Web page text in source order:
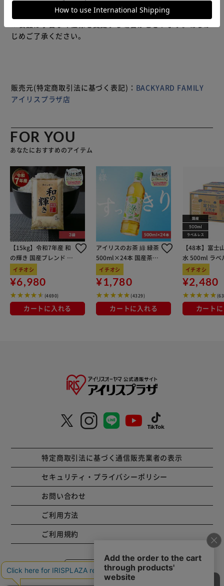
腕を通すエプロンタイプなので、スタイがずれにくい◎赤ち
ゃんの元気な動きを邪魔しないので安心。 【スナップボタ
ン仕様】 背中にはスナップボタンつき。パチッと留めるだ
けなので着用も簡単。 【ほんわか可愛いデザイン】 ほんわ
贈り物にぴったり！オシャレなパッケージなのでそのままギ
フトにもOK◎ 【選べるカラー】 女の子も男の子も嬉しい優
もっと見る
じめご了承ください。
販売元(特定商取引法に基づく表記)： BACKYARD FAMILY
アイリスプラザ店
FOR YOU
あなたにおすすめのアイテム
【15kg】令和7年産 和
の輝き 国産ブレンド 5
kg×3袋
イチオシ
¥6,980
(4690)
カートに入れる
アイリスのお茶 綠 緑茶
500ml×24本 国産茶葉
100％使用
イチオシ
¥1,780
(4329)
カートに入れる
【48本】富士
水 500ml ラベ
イチオシ
¥2,480
カート
特定商取引法に基づく通信販売業者の表示
セキュリティ・プライバシーポリシー
お問い合わせ
ご利用方法
ご利用規約
コーポレートサイト